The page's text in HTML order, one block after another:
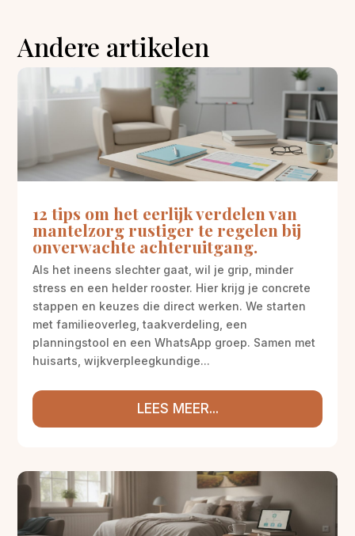
Andere artikelen
12 tips om het eerlijk verdelen van
mantelzorg rustiger te regelen bij
onverwachte achteruitgang.
Als het ineens slechter gaat, wil je grip, minder
stress en een helder rooster. Hier krijg je concrete
stappen en keuzes die direct werken. We starten
met familieoverleg, taakverdeling, een
planningstool en een WhatsApp groep. Samen met
huisarts, wijkverpleegkundige...
LEES MEER...